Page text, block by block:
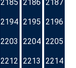
2185 2186 2187
2194 2195 2196
2203 2204 2205
2212 2213 2214